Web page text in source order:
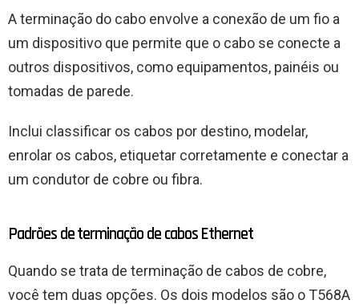
A terminação do cabo envolve a conexão de um fio a
um dispositivo que permite que o cabo se conecte a
outros dispositivos, como equipamentos, painéis ou
tomadas de parede.
Inclui classificar os cabos por destino, modelar,
enrolar os cabos, etiquetar corretamente e conectar a
um condutor de cobre ou fibra.
Padrões de terminação de cabos Ethernet
Quando se trata de terminação de cabos de cobre,
você tem duas opções. Os dois modelos são o T568A